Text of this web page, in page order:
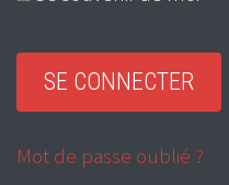
Mot de passe oublié ?